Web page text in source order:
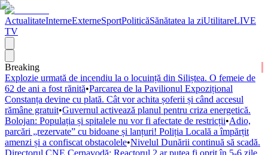
ActualitateInterneExterneSportPoliticăSănătatea la ziUtilitareLIVE
TV
Breaking
Explozie urmată de incendiu la o locuință din Siliștea. O femeie de
62 de ani a fost rănită•Parcarea de la Pavilionul Expozițional
Constanța devine cu plată. Cât vor achita șoferii și când accesul
rămâne gratuit•Guvernul activează planul pentru criza energetică.
Bolojan: Populația și spitalele nu vor fi afectate de restricții•Adio,
parcări „rezervate” cu bidoane și lanțuri! Poliția Locală a împărțit
amenzi și a confiscat obstacolele•Nivelul Dunării continuă să scadă.
Directorul CNE Cernavodă: Reactorul 2 ar putea fi oprit în 5-6 zile